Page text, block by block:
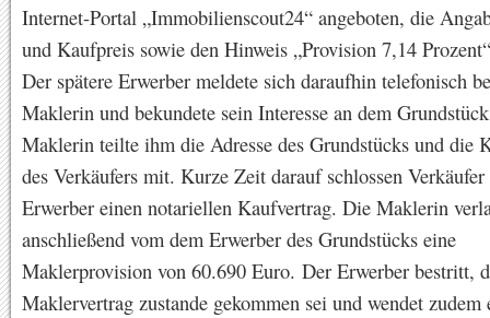
Internet-Portal „Immobilienscout24“ angeboten, die
und Kaufpreis sowie den Hinweis „Provision 7,14
Der spätere Erwerber meldete sich daraufhin telefonisch
Maklerin und bekundete sein Interesse an dem
Maklerin teilte ihm die Adresse des Grundstücks und die
des Verkäufers mit. Kurze Zeit darauf schlossen Verkäufer
Erwerber einen notariellen Kaufvertrag. Die Maklerin
anschließend vom dem Erwerber des Grundstücks eine
Maklerprovision von 60.690 Euro. Der Erwerber bestritt,
Maklervertrag zustande gekommen sei und wendet zudem